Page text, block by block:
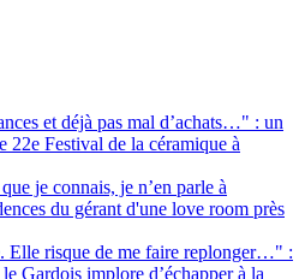
et déjà pas mal d’achats…" : un
22e Festival de la céramique à
je connais, je n’en parle à
du gérant d'une love room près
Elle risque de me faire replonger…" :
Gardois implore d’échapper à la